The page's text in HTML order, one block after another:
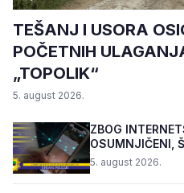
TEŠANJ I USORA
POČETNIH
„TOPOLIK“
5. august 2026.
ZBOG
OSUMNJIČENI,
5. august 2026.